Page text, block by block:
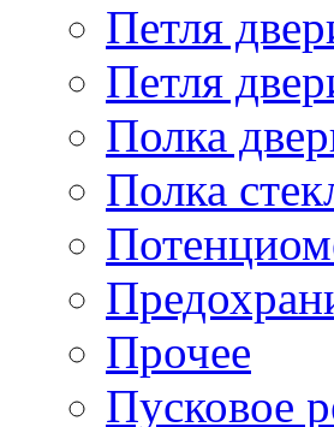
Петля
Петля
Полка
Полка
Прочее
Пусковое